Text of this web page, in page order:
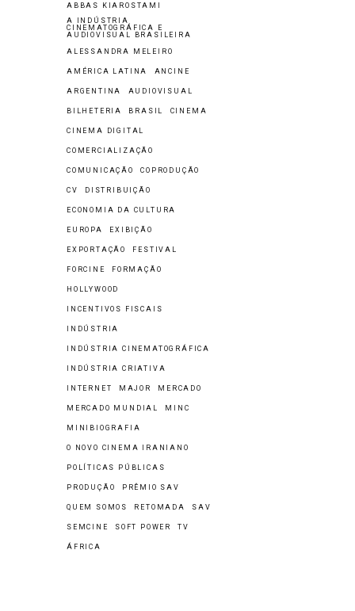
ABBAS KIAROSTAMI
A INDÚSTRIA
CINEMATOGRÁFICA E
AUDIOVISUAL BRASILEIRA
ALESSANDRA MELEIRO
AMÉRICA LATINA ANCINE
ARGENTINA AUDIOVISUAL
BILHETERIA BRASIL CINEMA
CINEMA DIGITAL
COMERCIALIZAÇÃO
COMUNICAÇÃO COPRODUÇÃO
CV DISTRIBUIÇÃO
ECONOMIA DA CULTURA
EUROPA EXIBIÇÃO
EXPORTAÇÃO FESTIVAL
FORCINE FORMAÇÃO
HOLLYWOOD
INCENTIVOS FISCAIS
INDÚSTRIA
INDÚSTRIA CINEMATOGRÁFICA
INDÚSTRIA CRIATIVA
INTERNET MAJOR MERCADO
MERCADO MUNDIAL MINC
MINIBIOGRAFIA
O NOVO CINEMA IRANIANO
POLÍTICAS PÚBLICAS
PRODUÇÃO PRÊMIO SAV
QUEM SOMOS RETOMADA SAV
SEMCINE SOFT POWER TV
ÁFRICA